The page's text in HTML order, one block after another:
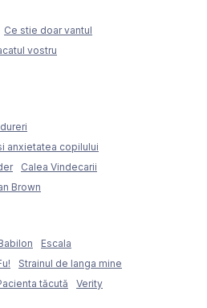
Ce stie doar vantul
vostru
anxietatea copilului
Calea Vindecarii
Brown
Escala
Strainul de langa mine
tăcută
Verity